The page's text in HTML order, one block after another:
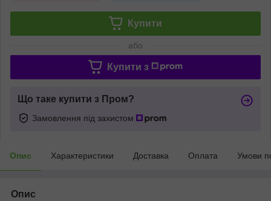
Купити
або
Купити з
Що таке купити з Пром?
Замовлення під захистом
Опис Характеристики Доставка Оплата Умови
Опис